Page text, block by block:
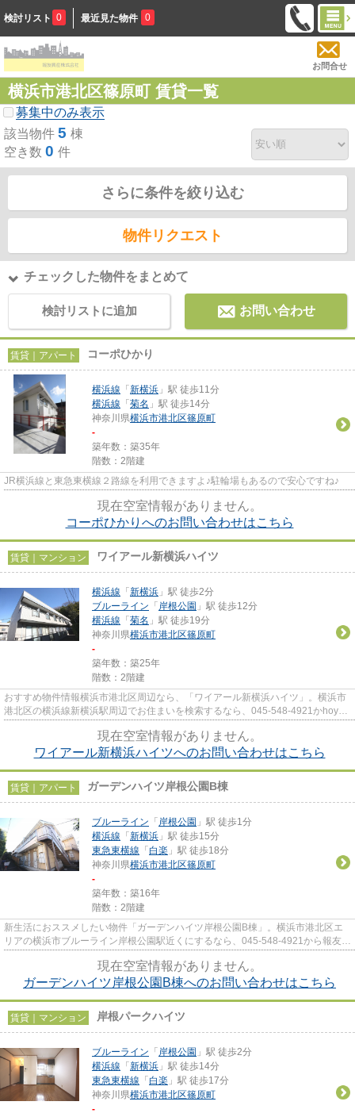
検討リスト 0 最近見た物件 0
お問合せ
横浜市港北区篠原町 賃貸一覧
募集中のみ表示
該当物件 5 棟
空き数 0 件
さらに条件を絞り込む
物件リクエスト
チェックした物件をまとめて
検討リストに追加 お問い合わせ
賃貸｜アパート コーポひかり
横浜線 「 新横浜 」駅 徒歩11分
横浜線 「 菊名 」駅 徒歩14分
神奈川県横浜市港北区篠原町
-
築年数：築35年
階数：2階建
JR横浜線と東急東横線２路線を利用できますよ♪駐輪場もあるので安心ですね♪
現在空室情報がありません。
コーポひかりへのお問い合わせはこちら
賃貸｜マンション ワイアール新横浜ハイツ
横浜線 「 新横浜 」駅 徒歩2分
ブルーライン 「 岸根公園 」駅 徒歩12分
横浜線 「 菊名 」駅 徒歩19分
神奈川県横浜市港北区篠原町
-
築年数：築25年
階数：2階建
おすすめ物件情報横浜市港北区周辺なら、「ワイアール新横浜ハイツ」。横浜市
港北区の横浜線新横浜駅周辺でお住まいを検索するなら、045-548-4921かhoyu-
現在空室情報がありません。
ワイアール新横浜ハイツへのお問い合わせはこちら
賃貸｜アパート ガーデンハイツ岸根公園B棟
ブルーライン 「 岸根公園 」駅 徒歩1分
横浜線 「 新横浜 」駅 徒歩15分
東急東横線 「 白楽 」駅 徒歩18分
神奈川県横浜市港北区篠原町
-
築年数：築16年
階数：2階建
新生活におススメしたい物件「ガーデンハイツ岸根公園B棟」。横浜市港北区エ
リアの横浜市ブルーライン岸根公園駅近くにするなら、045-548-4921から報友興
現在空室情報がありません。
ガーデンハイツ岸根公園B棟へのお問い合わせはこちら
賃貸｜マンション 岸根パークハイツ
ブルーライン 「 岸根公園 」駅 徒歩2分
横浜線 「 新横浜 」駅 徒歩14分
東急東横線 「 白楽 」駅 徒歩17分
神奈川県横浜市港北区篠原町
-